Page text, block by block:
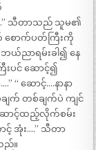
…..” သီတာသည် သူမ၏
ောက်ပတ်ကြီးကို
ယ်ညာရမ်းခါ၍ နေ
ပင် ဆောင့်၍
“ ဆောင့်….နာနာ
က် တစ်ချက်ပဲ ကျင်
ောင့်ထည့်လိုက်စမ်း
င့် အုံး….” သီတာ
ည်။